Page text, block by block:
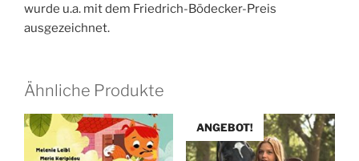
wurde u.a. mit dem Friedrich-Bödecker-Preis
ausgezeichnet.
Ähnliche Produkte
ANGEBOT!